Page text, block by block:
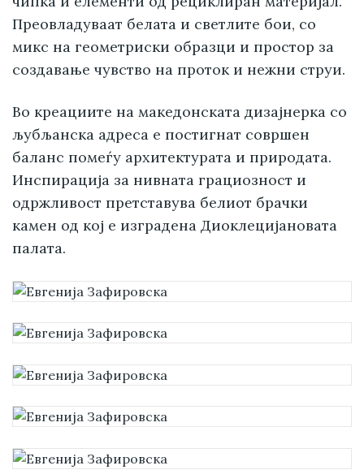
Преовладуваат белата и светлите бои, со
микс на геометриски образци и простор за
создавање чувство на проток и нежни струи.
Во креациите на македонската дизајнерка со
љубљанска адреса е постигнат совршен
баланс помеѓу архитектурата и природата.
Инспирација за нивната грациозност и
одржливост претставува белиот брачки
камен од кој е изградена Диоклецијановата
палата.